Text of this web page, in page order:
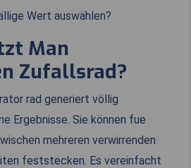
Wert auswählen?
Man
Zufallsrad?
rad generiert völlig
Ergebnisse. Sie können fue
mehreren verwirrenden
feststecken. Es vereinfacht